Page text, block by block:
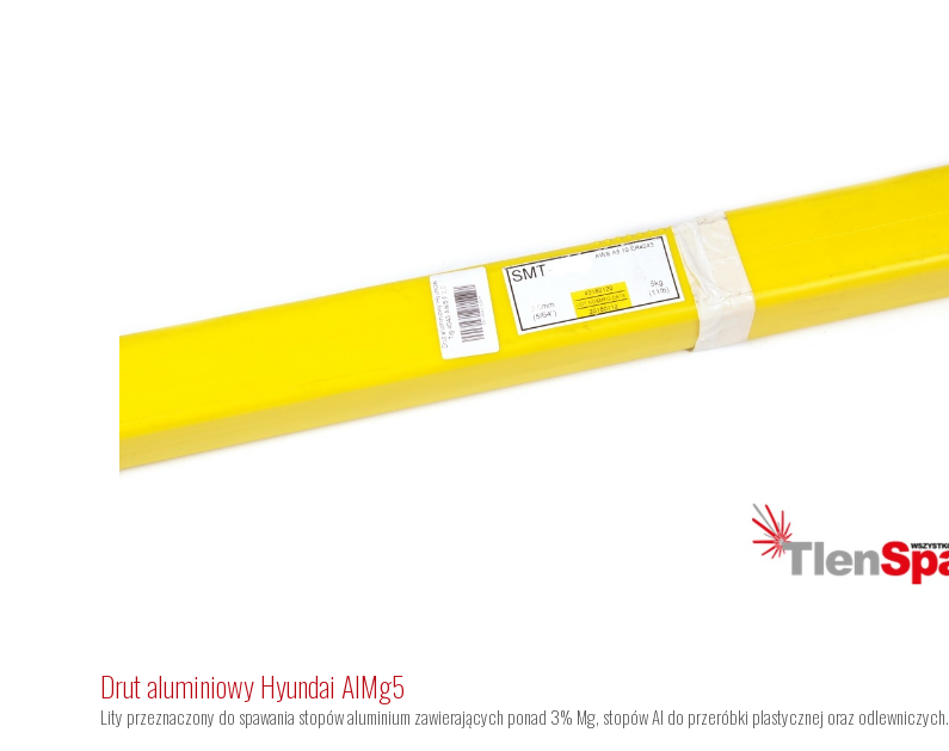
Drut aluminiowy Hyundai AIMg5
Lity przeznaczony do spawania stopów aluminium zawierających ponad 3% Mg, stopów Al do przeróbki plastycznej oraz odlewniczych.